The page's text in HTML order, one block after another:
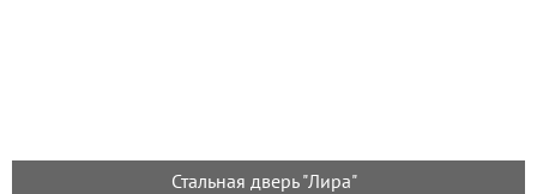
Стальная дверь "Лира"